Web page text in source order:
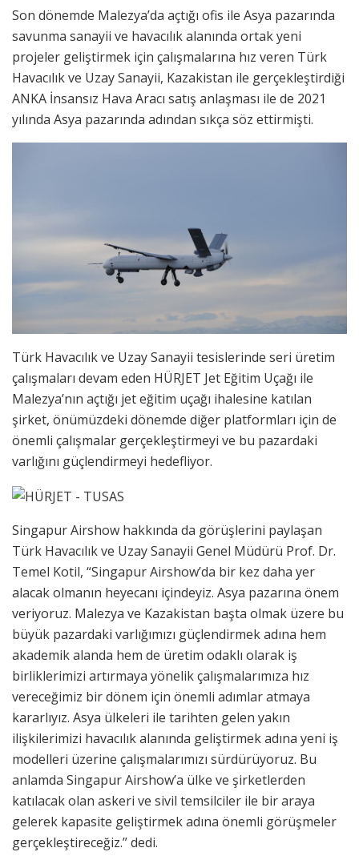
Son dönemde Malezya’da açtığı ofis ile Asya pazarında
savunma sanayii ve havacılık alanında ortak yeni
projeler geliştirmek için çalışmalarına hız veren Türk
Havacılık ve Uzay Sanayii, Kazakistan ile gerçekleştirdiği
ANKA İnsansız Hava Aracı satış anlaşması ile de 2021
yılında Asya pazarında adından sıkça söz ettirmişti.
Türk Havacılık ve Uzay Sanayii tesislerinde seri üretim
çalışmaları devam eden HÜRJET Jet Eğitim Uçağı ile
Malezya’nın açtığı jet eğitim uçağı ihalesine katılan
şirket, önümüzdeki dönemde diğer platformları için de
önemli çalışmalar gerçekleştirmeyi ve bu pazardaki
varlığını güçlendirmeyi hedefliyor.
Singapur Airshow hakkında da görüşlerini paylaşan
Türk Havacılık ve Uzay Sanayii Genel Müdürü Prof. Dr.
Temel Kotil, “Singapur Airshow’da bir kez daha yer
alacak olmanın heyecanı içindeyiz. Asya pazarına önem
veriyoruz. Malezya ve Kazakistan başta olmak üzere bu
büyük pazardaki varlığımızı güçlendirmek adına hem
akademik alanda hem de üretim odaklı olarak iş
birliklerimizi artırmaya yönelik çalışmalarımıza hız
vereceğimiz bir dönem için önemli adımlar atmaya
kararlıyız. Asya ülkeleri ile tarihten gelen yakın
ilişkilerimizi havacılık alanında geliştirmek adına yeni iş
modelleri üzerine çalışmalarımızı sürdürüyoruz. Bu
anlamda Singapur Airshow’a ülke ve şirketlerden
katılacak olan askeri ve sivil temsilciler ile bir araya
gelerek kapasite geliştirmek adına önemli görüşmeler
gerçekleştireceğiz.” dedi.